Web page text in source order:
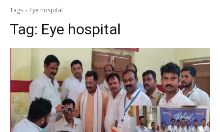
Tags Eye hospital
Tag: Eye hospital